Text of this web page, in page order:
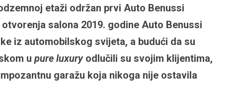
etaži održan prvi Auto Benussi
salona 2019. godine Auto Benussi
iz automobilskog svijeta, a budući da su
u pure luxuryodlučili su svojim klijentima,
garažu koja nikoga nije ostavila